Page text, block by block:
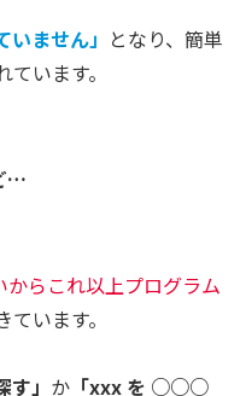
いません」 となり、簡単
います。
…
からこれ以上プログラム
ています。
す」 か 「xxx を ○○○